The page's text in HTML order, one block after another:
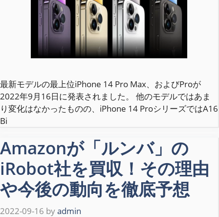
最新モデルの最上位iPhone 14 Pro Max、およびProが
2022年9月16日に発表されました。 他のモデルではあま
り変化はなかったものの、iPhone 14 ProシリーズではA16
Bi
Amazonが「ルンバ」の
iRobot社を買収！その理由
や今後の動向を徹底予想
2022-09-16 byadmin